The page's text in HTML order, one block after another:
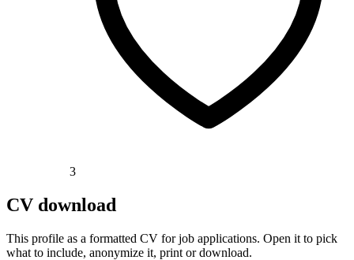
3
CV download
This profile as a formatted CV for job applications. Open it to pick
what to include, anonymize it, print or download.